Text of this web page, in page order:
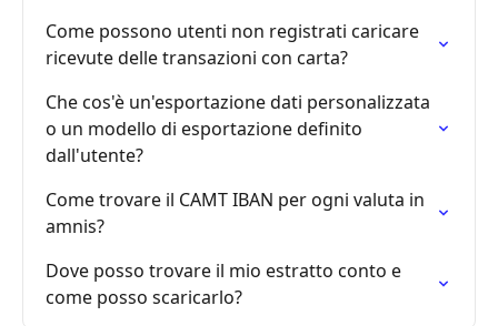
Come possono utenti non registrati caricare
ricevute delle transazioni con carta?
Che cos'è un'esportazione dati personalizzata
o un modello di esportazione definito
dall'utente?
Come trovare il CAMT IBAN per ogni valuta in
amnis?
Dove posso trovare il mio estratto conto e
come posso scaricarlo?